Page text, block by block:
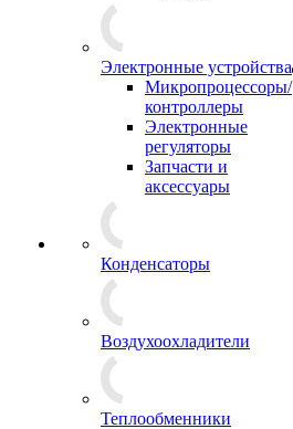
Электронные устройства
Микропроцессоры/
контроллеры
Электронные
регуляторы
Запчасти и
аксессуары
Конденсаторы
Воздухоохладители
Теплообменники